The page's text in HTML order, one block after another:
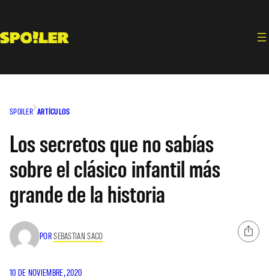
contenido
SPOILER ARTÍCULOS
Los secretos que no sabías
sobre el clásico infantil más
grande de la historia
PORSEBASTIAN SACO
10 DE NOVIEMBRE, 2020